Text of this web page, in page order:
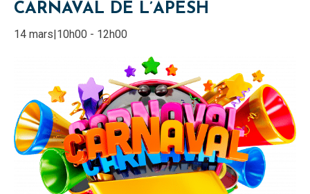
CARNAVAL DE L’APESH
14 mars|10h00 - 12h00